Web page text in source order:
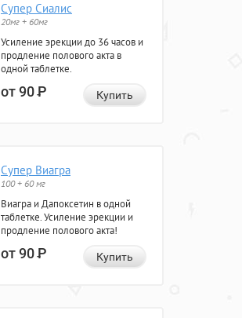
Супер Сиалис
20мг + 60мг
Усиление эрекции до 36 часов и
продление полового акта в
одной таблетке.
от 90Р Купить
Супер Виагра
100 + 60 мг
Виагра и Дапоксетин в одной
таблетке. Усиление эрекции и
продление полового акта!
от 90Р Купить